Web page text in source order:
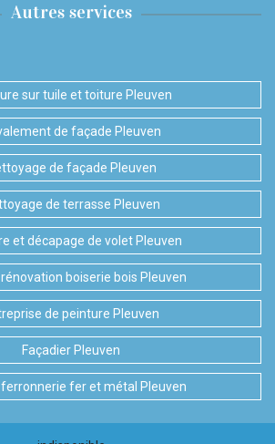
Autres services
sur tuile et toiture Pleuven
de façade Pleuven
de façade Pleuven
de terrasse Pleuven
et décapage de volet Pleuven
boiserie bois Pleuven
de peinture Pleuven
Façadier Pleuven
fer et métal Pleuven